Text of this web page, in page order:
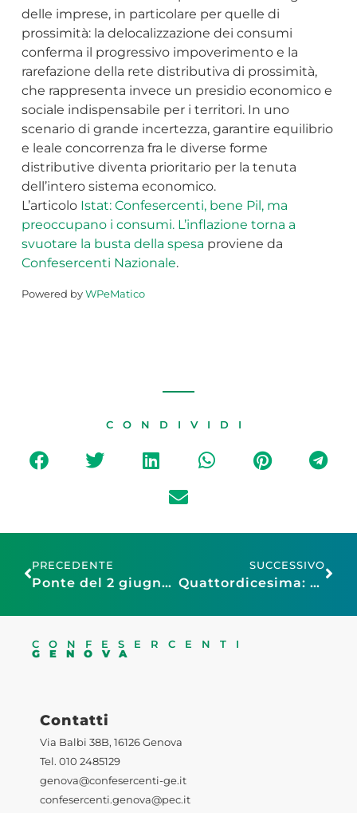
delle imprese, in particolare per quelle di
prossimità: la delocalizzazione dei consumi
conferma il progressivo impoverimento e la
rarefazione della rete distributiva di prossimità,
che rappresenta invece un presidio economico e
sociale indispensabile per i territori. In uno
scenario di grande incertezza, garantire equilibrio
e leale concorrenza fra le diverse forme
distributive diventa prioritario per la tenuta
dell’intero sistema economico.
L’articolo Istat: Confesercenti, bene Pil, ma
preoccupano i consumi. L’inflazione torna a
svuotare la busta della spesa proviene da
Confesercenti Nazionale.
Powered by WPeMatico
CONDIVIDI
PRECEDENTE
Ponte del 2 giugno: Assoturismo Confesercenti-CST, prenotazioni in crescita per le strutture ricettive, previste 10 milioni di presenze
SUCCESSIVO
Quattordicesima: Confesercenti-Ipsos, in arrivo 12,4 miliardi. Il 55% la userà anche per le vacanze, ma crescono risparmio e pagamenti arretrati
CONFESERCENTI
GENOVA
Contatti
Via Balbi 38B, 16126 Genova
Tel. 010 2485129
genova@confesercenti-ge.it
confesercenti.genova@pec.it